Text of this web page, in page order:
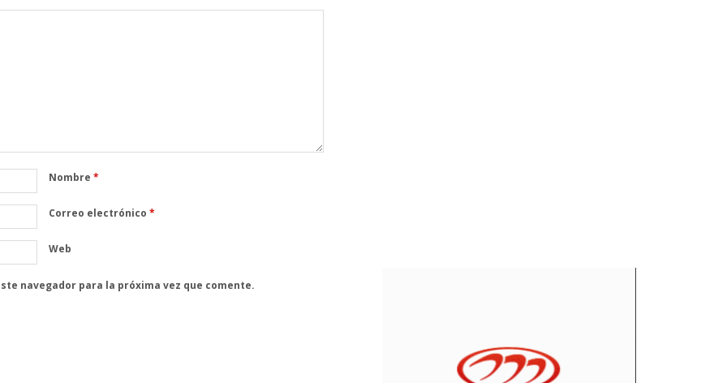
Nombre *
Correo electrónico *
Web
navegador para la próxima vez que comente.